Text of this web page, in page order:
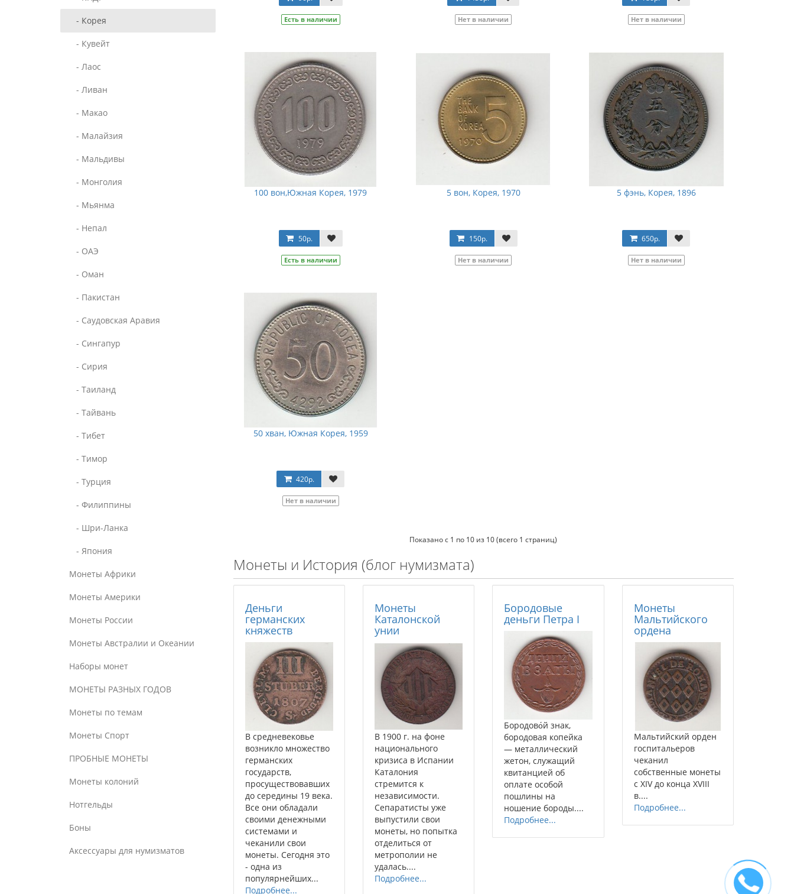
- Корея
- Кувейт
- Лаос
- Ливан
- Макао
- Малайзия
- Мальдивы
- Монголия
- Мьянма
- Непал
- ОАЭ
- Оман
- Пакистан
- Саудовская Аравия
- Сингапур
- Сирия
- Таиланд
- Тайвань
- Тибет
- Тимор
- Турция
- Филиппины
- Шри-Ланка
- Япония
Монеты Африки
Монеты Америки
Монеты России
Монеты Австралии и Океании
Наборы монет
МОНЕТЫ РАЗНЫХ ГОДОВ
Монеты по темам
Монеты Спорт
ПРОБНЫЕ МОНЕТЫ
Монеты колоний
Нотгельды
Боны
Аксессуары для нумизматов
Есть в наличии Нет в наличии Нет в наличии
100 вон,Южная Корея, 1979
50р.
Есть в наличии
5 вон, Корея, 1970
150р.
Нет в наличии
5 фэнь, Корея, 1896
650р.
Нет в наличии
50 хван, Южная Корея, 1959
420р.
Нет в наличии
Показано с 1 по 10 из 10 (всего 1 страниц)
Монеты и История (блог нумизмата)
Деньги
германских
княжеств
В средневековье
возникло множество
германских
государств,
просуществовавших
до середины 19 века.
Все они обладали
своими денежными
системами и
чеканили свои
монеты. Сегодня это
- одна из
популярнейших...
Подробнее...
Монеты
Каталонской
унии
В 1900 г. на фоне
национального
кризиса в Испании
Каталония
стремится к
независимости.
Сепаратисты уже
выпустили свои
монеты, но попытка
отделиться от
метрополии не
удалась....
Подробнее...
Бородовые
деньги Петра I
Бородово́й знак,
бородовая копейка
— металлический
жетон, служащий
квитанцией об
оплате особой
пошлины на
ношение бороды....
Подробнее...
Монеты
Мальтийского
ордена
Мальтийский орден
госпитальеров
чеканил
собственные монеты
с XIV до конца XVIII
в....
Подробнее...